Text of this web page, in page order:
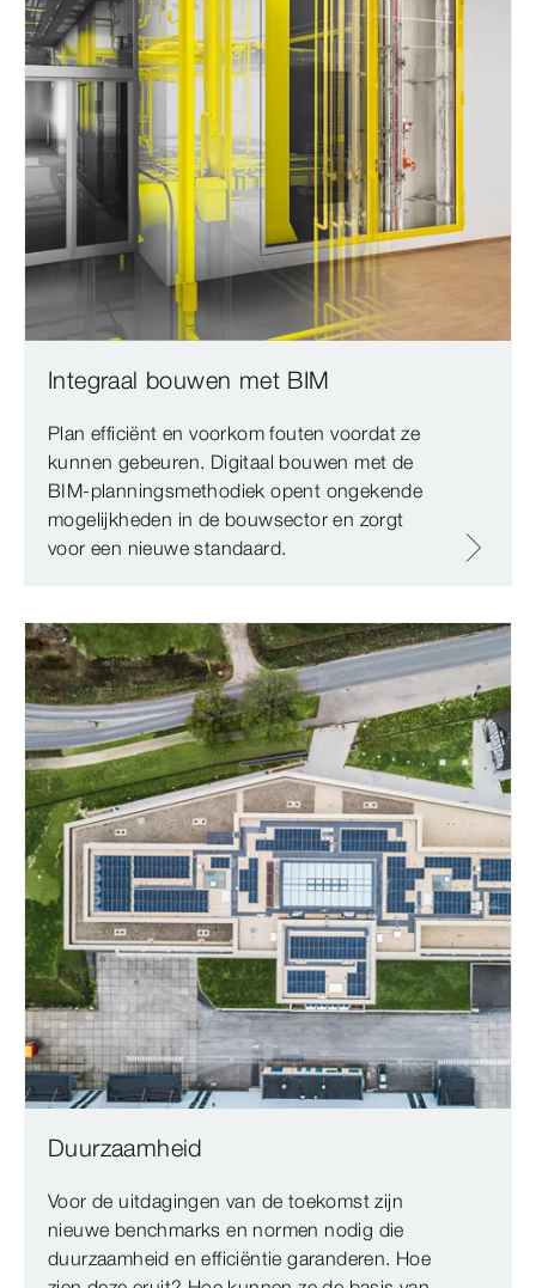
Integraal bouwen met BIM
Plan efficiënt en voorkom fouten voordat ze
kunnen gebeuren. Digitaal bouwen met de
BIM-planningsmethodiek opent ongekende
mogelijkheden in de bouwsector en zorgt
voor een nieuwe standaard.
Duurzaamheid
Voor de uitdagingen van de toekomst zijn
nieuwe benchmarks en normen nodig die
duurzaamheid en efficiëntie garanderen. Hoe